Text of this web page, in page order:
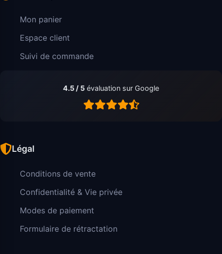
Mon panier
Espace client
Suivi de commande
4.5 / 5 évaluation sur Google
Légal
Conditions de vente
Confidentialité & Vie privée
Modes de paiement
Formulaire de rétractation